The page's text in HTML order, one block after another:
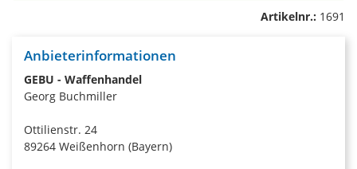
Artikelnr.: 1691
Anbieterinformationen
GEBU - Waffenhandel
Georg Buchmiller
Ottilienstr. 24
89264 Weißenhorn (Bayern)